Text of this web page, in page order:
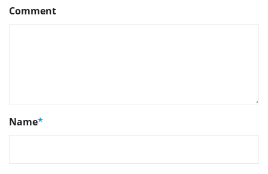
Comment
Name*